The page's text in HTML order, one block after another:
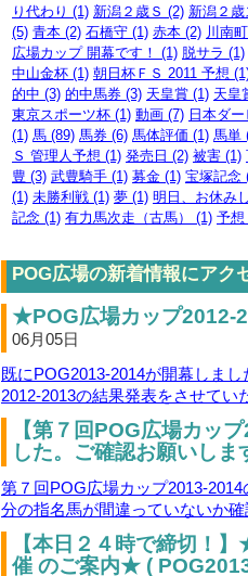
り代わり (1) 新潟２歳Ｓ (2) 新潟２
(5) 青本 (2) 石橋守 (1) 赤本 (2) 川南
広場カップ 開幕です！ (1) 脱サラ (1)
中山金杯 (1) 朝日杯ＦＳ 2011 予想
的中 (3) 的中馬券 (3) 天皇賞 (1) 天皇
東京スポーツ杯 (1) 動画 (7) 日本ダ
(1) 馬 (89) 馬券 (6) 馬体評価 (1) 馬単
Ｓ 管理人予想 (1) 発売日 (2) 被害 (1)
豊 (3) 武豊騎手 (1) 募金 (1) 宝塚記念
(1) 未勝利戦 (1) 夢 (1) 明日、お休み
記念 (1) 有力馬次走（古馬） (1) 予想
POG広場の新着情報にアク
★POG広場カップ
06月05日
既にPOG2013-2014が開幕しま
2012-2013の結果発表をさせてい
【第７回POG広場カッ
した。ご確認お願いし
第７回POG広場カップ2013-
分の指名馬が間違っていないか
【本日２４時で締切！
催 のご案内★ (